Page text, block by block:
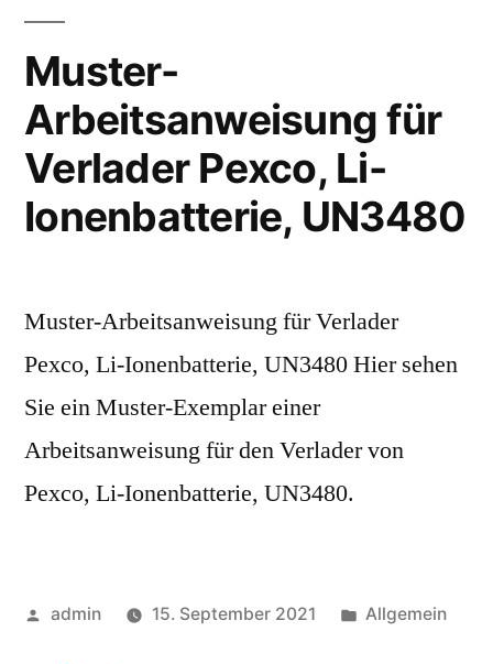
Muster-
Arbeitsanweisung für
Verlader Pexco, Li-
Ionenbatterie, UN3480
Muster-Arbeitsanweisung für Verlader
Pexco, Li-Ionenbatterie, UN3480 Hier sehen
Sie ein Muster-Exemplar einer
Arbeitsanweisung für den Verlader von
Pexco, Li-Ionenbatterie, UN3480.
admin 15. September 2021 Allgemein